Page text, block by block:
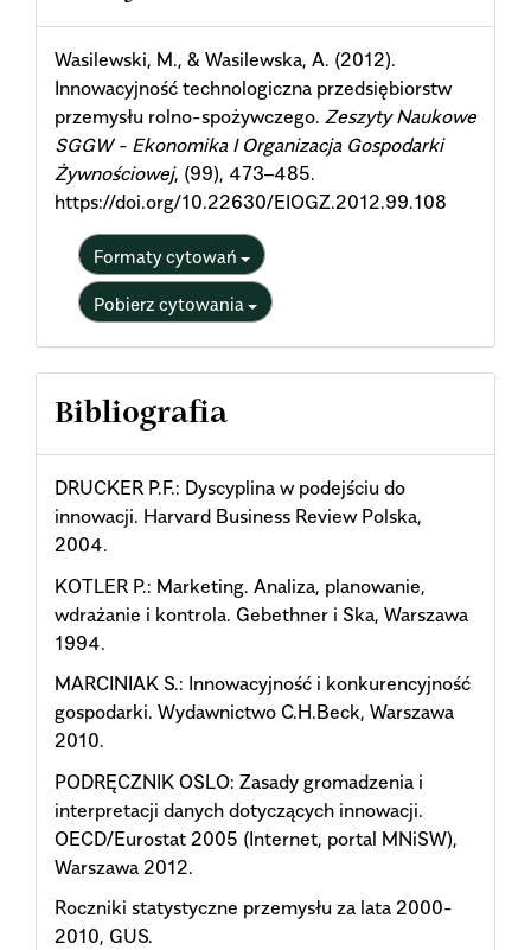
Details
Wasilewski, M., & Wasilewska, A. (2012).
Innowacyjność technologiczna przedsiębiorstw
przemysłu rolno-spożywczego. Zeszyty Naukowe
SGGW - Ekonomika I Organizacja Gospodarki
Żywnościowej, (99), 473–485.
https://doi.org/10.22630/EIOGZ.2012.99.108
Formaty cytowań
Pobierz cytowania
Bibliografia
DRUCKER P.F.: Dyscyplina w podejściu do
innowacji. Harvard Business Review Polska,
2004.
KOTLER P.: Marketing. Analiza, planowanie,
wdrażanie i kontrola. Gebethner i Ska, Warszawa
1994.
MARCINIAK S.: Innowacyjność i konkurencyjność
gospodarki. Wydawnictwo C.H.Beck, Warszawa
2010.
PODRĘCZNIK OSLO: Zasady gromadzenia i
interpretacji danych dotyczących innowacji.
OECD/Eurostat 2005 (Internet, portal MNiSW),
Warszawa 2012.
Roczniki statystyczne przemysłu za lata 2000-
2010, GUS.